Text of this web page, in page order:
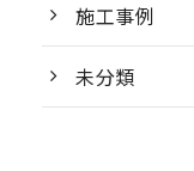
施工事例
未分類